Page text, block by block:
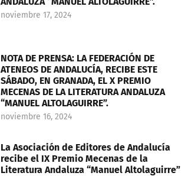
noviembre 17, 2024
NOTA DE PRENSA: LA FEDERACIÓN DE
ATENEOS DE ANDALUCÍA, RECIBE ESTE
SÁBADO, EN GRANADA, EL X PREMIO
MECENAS DE LA LITERATURA ANDALUZA
“MANUEL ALTOLAGUIRRE”.
noviembre 16, 2024
La Asociación de Editores de Andalucía
recibe el IX Premio Mecenas de la
Literatura Andaluza “Manuel Altolaguirre”